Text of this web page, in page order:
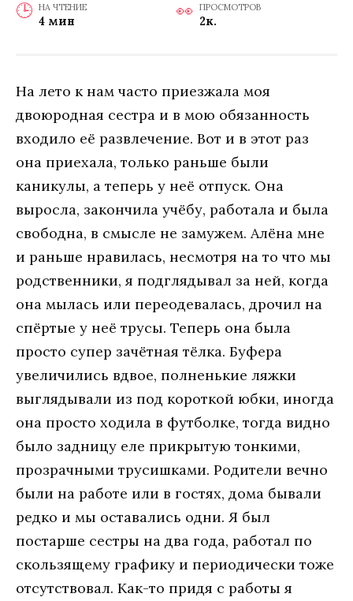
НА ЧТЕНИЕ
4 мин
ПРОСМОТРОВ
2к.
На лето к нам часто приезжала моя
двоюродная сестра и в мою обязанность
входило её развлечение. Вот и в этот раз
она приехала, только раньше были
каникулы, а теперь у неё отпуск. Она
выросла, закончила учёбу, работала и была
свободна, в смысле не замужем. Алёна мне
и раньше нравилась, несмотря на то что мы
родственники, я подглядывал за ней, когда
она мылась или переодевалась, дрочил на
спёртые у неё трусы. Теперь она была
просто супер зачётная тёлка. Буфера
увеличились вдвое, полненькие ляжки
выглядывали из под короткой юбки, иногда
она просто ходила в футболке, тогда видно
было задницу еле прикрытую тонкими,
прозрачными трусишками. Родители вечно
были на работе или в гостях, дома бывали
редко и мы оставались одни. Я был
постарше сестры на два года, работал по
скользящему графику и периодически тоже
отсутствовал. Как-то придя с работы я